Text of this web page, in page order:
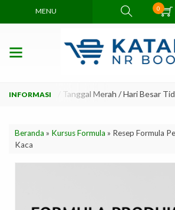
MENU 0
2. Minggu / Tanggal Merah / Hari Besar
Beranda » Kursus Formula » Resep Formula
Kaca